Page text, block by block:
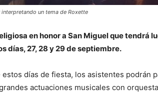
interpretando un tema de Roxette
en honor a San Miguel que tendrá
días, 27, 28 y 29 de septiembre.
estos días de fiesta, los asistentes podrán
actuaciones musicales con